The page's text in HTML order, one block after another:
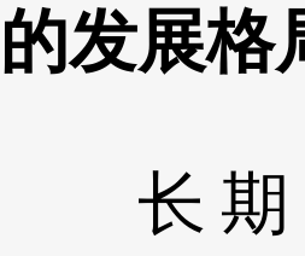
的发展格
长